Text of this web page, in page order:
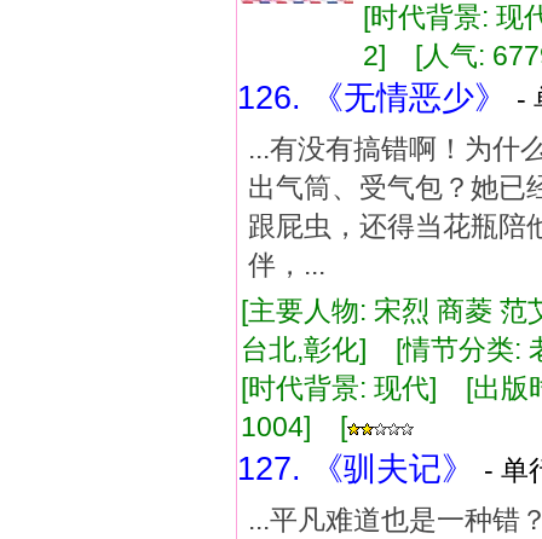
[时代背景:
2] [人气:
126. 《无情恶少》
-
...有没有搞错啊！为什
出气筒、受气包？她已
跟屁虫，还得当花瓶陪
伴，...
[主要人物: 宋烈 商菱
台北,彰化] [情节分类:
[时代背景: 现代] [出
1004] [
127. 《驯夫记》
- 单
...平凡难道也是一种错